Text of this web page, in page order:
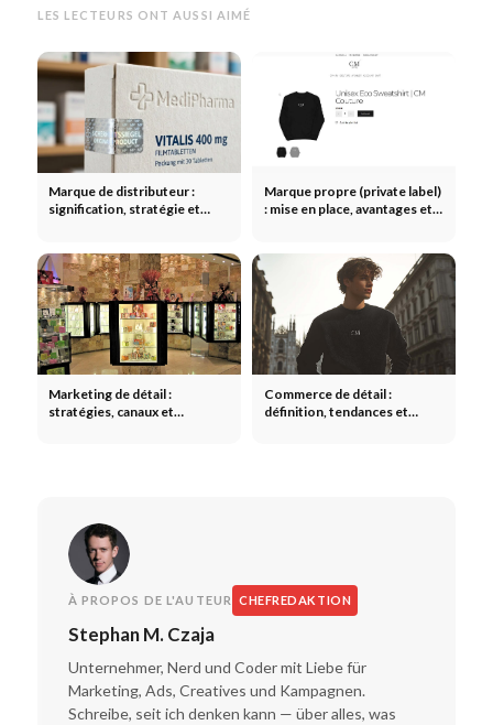
LES LECTEURS ONT AUSSI AIMÉ
Marque de distributeur :
signification, stratégie et
Marque propre (private label)
: mise en place, avantages et
Marketing de détail :
stratégies, canaux et
Commerce de détail :
définition, tendances et
À PROPOS DE L'AUTEUR CHEFREDAKTION
Stephan M. Czaja
Unternehmer, Nerd und Coder mit Liebe für
Marketing, Ads, Creatives und Kampagnen.
Schreibe, seit ich denken kann — über alles, was